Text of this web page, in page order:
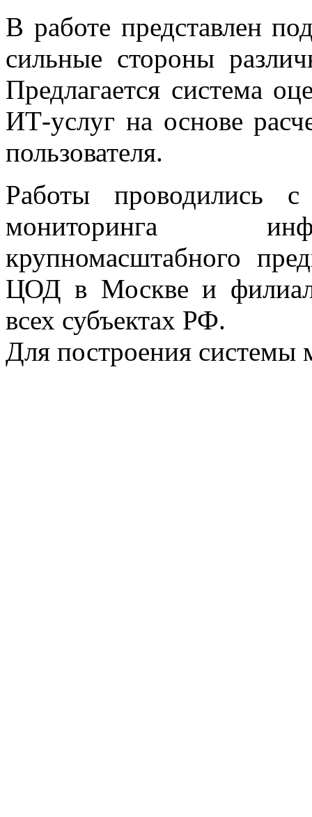
В работе представлен
сильные стороны
Предлагается система
ИТ-услуг на основе
пользователя.
Работы проводились
мониторинга
крупномасштабного
ЦОД в Москве и
всех субъектах РФ.
Для построения системы